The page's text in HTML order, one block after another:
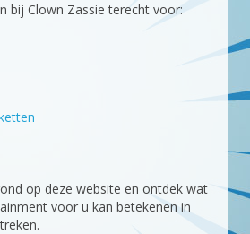
bij Clown Zassie terecht voor:
op deze website en ontdek wat
voor u kan betekenen in